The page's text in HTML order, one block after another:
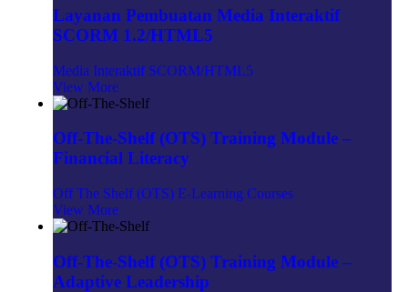
Layanan Pembuatan Media Interaktif
SCORM 1.2/HTML5
Media Interaktif SCORM/HTML5
View More
Off-The-Shelf (OTS) Training Module –
Financial Literacy
Off The Shelf (OTS) E-Learning Courses
View More
Off-The-Shelf (OTS) Training Module –
Adaptive Leadership